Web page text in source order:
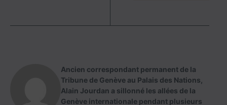
Ancien correspondant permanent de la
Tribune de Genève au Palais des Nations,
Alain Jourdan a sillonné les allées de la
Genève internationale pendant plusieurs